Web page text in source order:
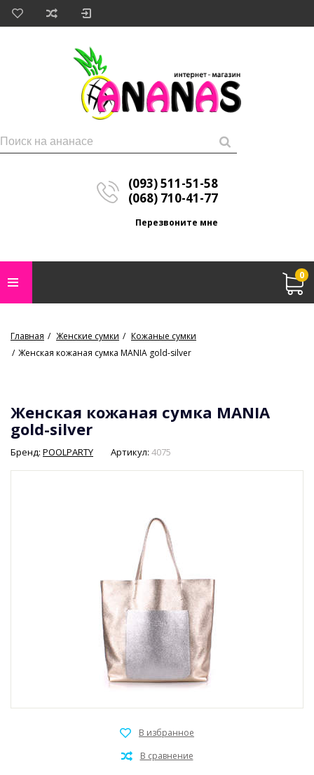
(093) 511-51-58
(068) 710-41-77
Перезвоните мне
0
Главная Женские сумки
Кожаные сумки
Женская кожаная сумка MANIA gold-silver
Женская кожаная сумка MANIA
gold-silver
Бренд: POOLPARTY Артикул: 4075